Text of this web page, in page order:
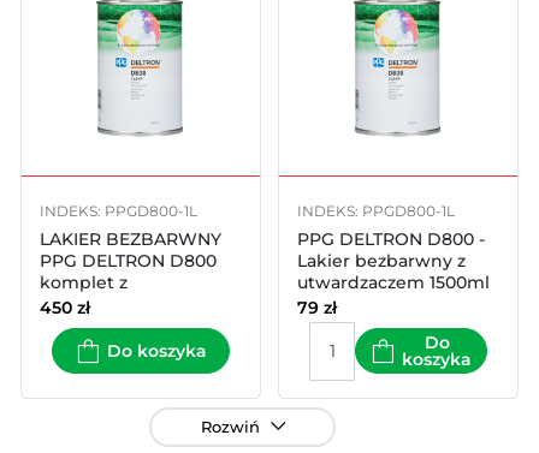
INDEKS: PPGD800-1L
LAKIER BEZBARWNY
PPG DELTRON D800
komplet z
utwardzaczem 6 kpl
450 zł
Do koszyka
INDEKS: PPGD800-1L
PPG DELTRON D800 -
Lakier bezbarwny z
utwardzaczem 1500ml
kpl
79 zł
Do
koszyka
Rozwiń